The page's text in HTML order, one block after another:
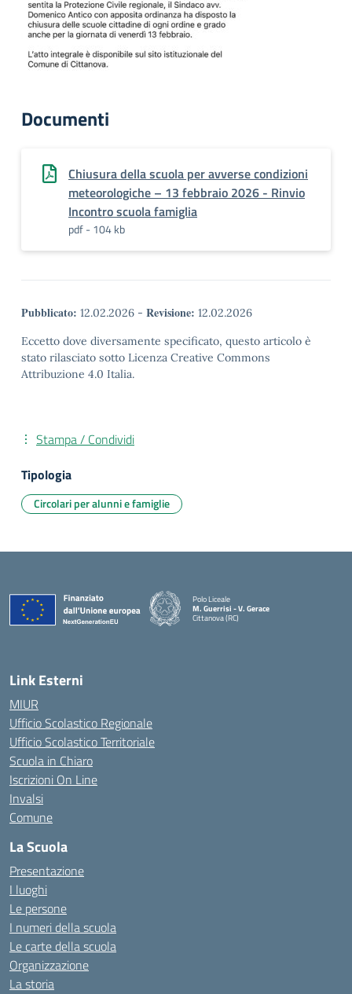
Documenti
Chiusura della scuola per avverse condizioni
meteorologiche – 13 febbraio 2026 - Rinvio
Incontro scuola famiglia
pdf - 104 kb
Pubblicato: 12.02.2026 - Revisione: 12.02.2026
Eccetto dove diversamente specificato, questo articolo è
stato rilasciato sotto Licenza Creative Commons
Attribuzione 4.0 Italia.
Stampa / Condividi
Tipologia
Circolari per alunni e famiglie
Polo Liceale
M. Guerrisi - V. Gerace
Cittanova (RC)
Link Esterni
MIUR
Ufficio Scolastico Regionale
Ufficio Scolastico Territoriale
Scuola in Chiaro
Iscrizioni On Line
Invalsi
Comune
La Scuola
Presentazione
I luoghi
Le persone
I numeri della scuola
Le carte della scuola
Organizzazione
La storia